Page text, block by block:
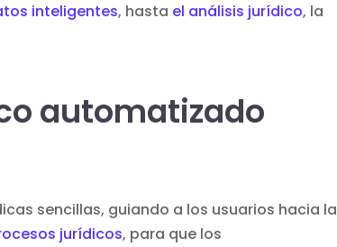
inteligentes, hasta el análisis jurídico, la
automatizado
sencillas, guiando a los usuarios hacia la
jurídicos, para que los